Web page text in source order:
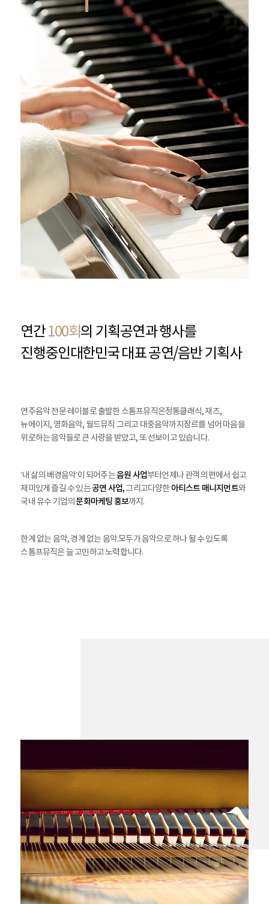
연간100회의 기획공연과 행사를
진행중인대한민국 대표 공연/음반 기획사
연주음악 전문 레이블로 출발한 스톰프뮤직은정통클래식, 재즈,
뉴에이지, 영화음악, 월드뮤직 그리고 대중음악까지 장르를 넘어 마음을
위로하는 음악들로 큰 사랑을 받았고, 또 선보이고 있습니다.
‘내 삶의 배경음악’이 되어주는음원 사업부터언제나 관객의 편에서 쉽고
재미있게 즐길 수 있는공연 사업,그리고다양한아티스트 매니지먼트와
국내 유수 기업의문화마케팅 홍보까지.
한계 없는 음악, 경계 없는 음악.모두가 음악으로 하나 될 수 있도록
스톰프뮤직은 늘 고민하고 노력합니다.